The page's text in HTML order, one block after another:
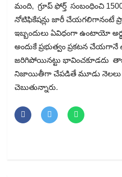
మంది, గ్రూప్ ఫోర్త్​ సంబంధించి
నోటిఫికేషన్లు జారీ చేయగలిగానంటే
ఇబ్బందులు ఏవిధంగా ఉంటాయో
అందుకే ప్రభుత్వం ప్రకటన చేయగానే
జరిగిపోయినట్టు భావించకూడదు
నిజాయితీగా చేపడితే మూడు నెలలు
చెబుతున్నారు.